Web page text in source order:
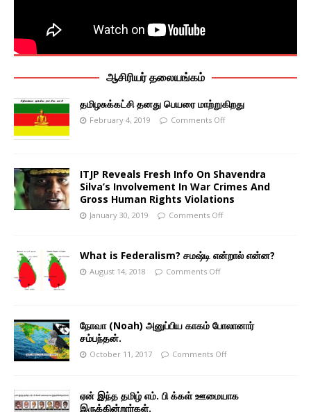
ஆசிரியர் தலையங்கம்
தமிழசுக்கட்சி தனது பெயரை மாற்றுகிறது
February 4, 2019 Comments Off
ITJP Reveals Fresh Info On Shavendra
Silva’s Involvement In War Crimes And
Gross Human Rights Violations
January 30, 2019 Comments Off
What is Federalism? சமஷ்டி என்றால் என்ன?
August 14, 2018 Comments Off
நோவா (Noah) அனுப்பிய காகம் போலானார்
சம்பந்தன்.
October 11, 2017 Comments Off
ஏன் இந்த தமிழ் எம். பி க்கள் ஊமையாக
இருக்கின்றார்கள்.